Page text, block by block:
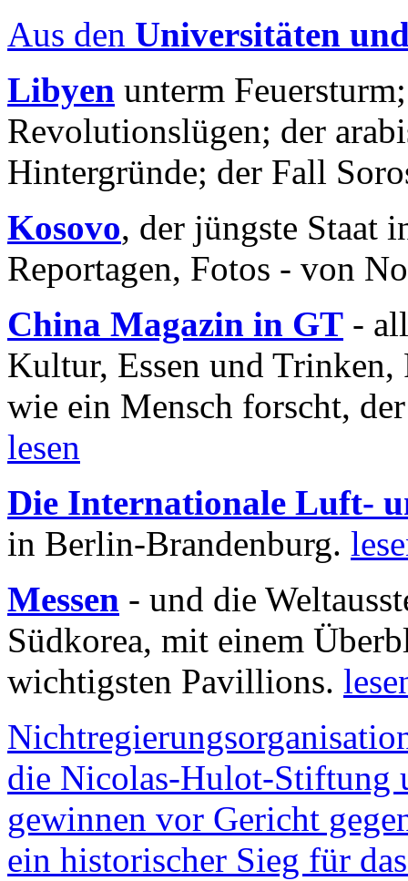
Aus den Universitäten
Libyen unterm
Revolutionslügen; der
Hintergründe; der Fall
Kosovo, der jüngste Staat
Reportagen, Fotos - von
China Magazin in GT -
Kultur, Essen und
wie ein Mensch forscht,
lesen
Die Internationale Luft-
in Berlin-Brandenburg.
Messen - und die
Südkorea, mit einem
wichtigsten Pavillions.
die Nicolas-Hulot-Stiftung
gewinnen vor Gericht
ein historischer Sieg für